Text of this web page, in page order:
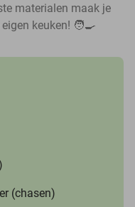
materialen maak je
keuken! 🧑🍳
(chasen)